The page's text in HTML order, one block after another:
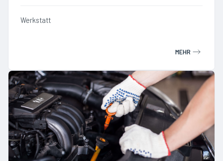
Werkstatt
MEHR